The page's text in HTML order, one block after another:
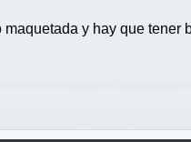
y hay que tener